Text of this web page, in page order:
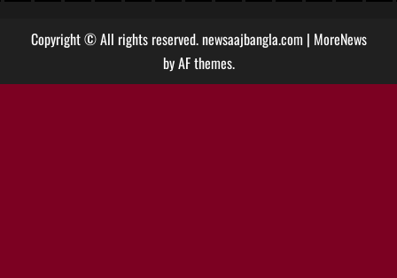
Copyright © All rights reserved. newsaajbangla.com | MoreNews
by AF themes.